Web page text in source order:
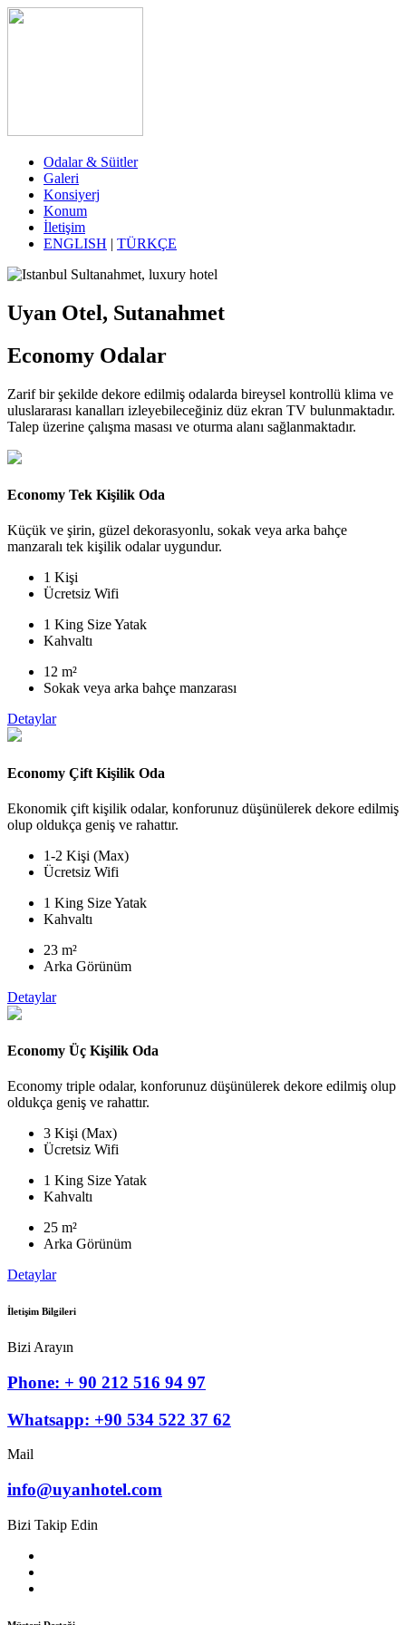
Odalar & Süitler
Galeri
Konsiyerj
Konum
İletişim
ENGLISH | TÜRKÇE
Uyan Otel, Sutanahmet
Economy Odalar
Zarif bir şekilde dekore edilmiş odalarda bireysel kontrollü klima ve
uluslararası kanalları izleyebileceğiniz düz ekran TV bulunmaktadır.
Talep üzerine çalışma masası ve oturma alanı sağlanmaktadır.
Economy Tek Kişilik Oda
Küçük ve şirin, güzel dekorasyonlu, sokak veya arka bahçe
manzaralı tek kişilik odalar uygundur.
1 Kişi
Ücretsiz Wifi
1 King Size Yatak
Kahvaltı
12 m²
Sokak veya arka bahçe manzarası
Detaylar
Economy Çift Kişilik Oda
Ekonomik çift kişilik odalar, konforunuz düşünülerek dekore edilmiş
olup oldukça geniş ve rahattır.
1-2 Kişi (Max)
Ücretsiz Wifi
1 King Size Yatak
Kahvaltı
23 m²
Arka Görünüm
Detaylar
Economy Üç Kişilik Oda
Economy triple odalar, konforunuz düşünülerek dekore edilmiş olup
oldukça geniş ve rahattır.
3 Kişi (Max)
Ücretsiz Wifi
1 King Size Yatak
Kahvaltı
25 m²
Arka Görünüm
Detaylar
İletişim Bilgileri
Bizi Arayın
Phone: + 90 212 516 94 97
Whatsapp: +90 534 522 37 62
Mail
info@uyanhotel.com
Bizi Takip Edin